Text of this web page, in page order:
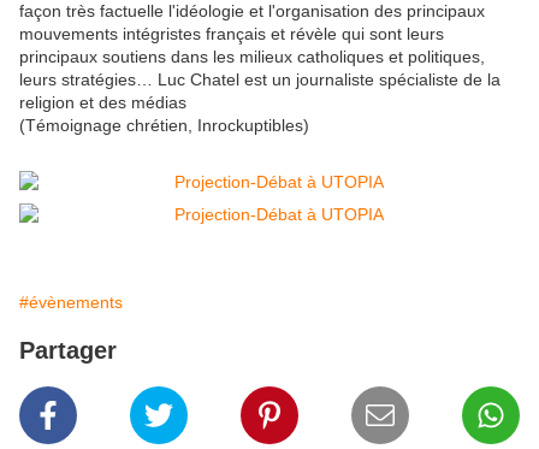
façon très factuelle l'idéologie et l'organisation des principaux
mouvements intégristes français et révèle qui sont leurs
principaux soutiens dans les milieux catholiques et politiques,
leurs stratégies… Luc Chatel est un journaliste spécialiste de la
religion et des médias
(Témoignage chrétien, Inrockuptibles)
#évènements
Partager